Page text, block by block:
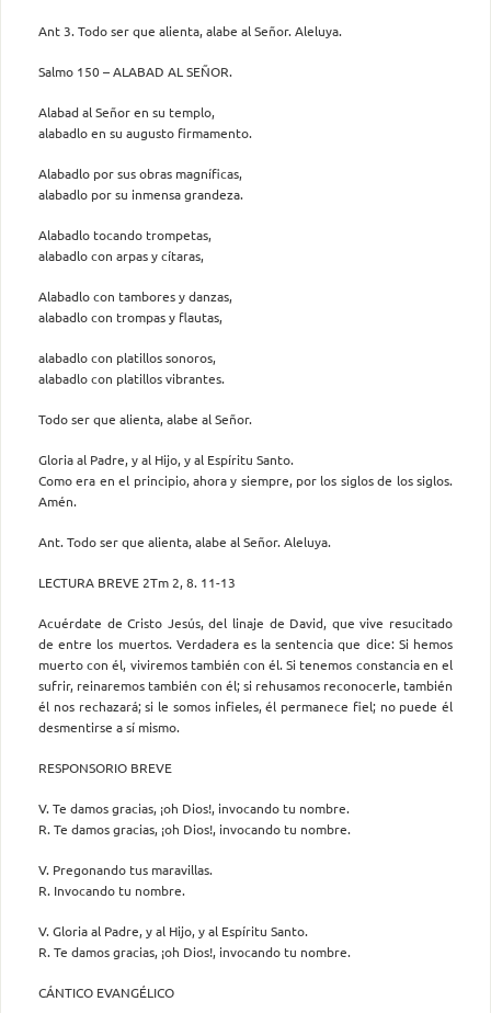
Ant 3. Todo ser que alienta, alabe al Señor. Aleluya.
Salmo 150 – ALABAD AL SEÑOR.
Alabad al Señor en su templo,
alabadlo en su augusto firmamento.
Alabadlo por sus obras magníficas,
alabadlo por su inmensa grandeza.
Alabadlo tocando trompetas,
alabadlo con arpas y cítaras,
Alabadlo con tambores y danzas,
alabadlo con trompas y flautas,
alabadlo con platillos sonoros,
alabadlo con platillos vibrantes.
Todo ser que alienta, alabe al Señor.
Gloria al Padre, y al Hijo, y al Espíritu Santo.
Como era en el principio, ahora y siempre, por los siglos de los siglos.
Amén.
Ant. Todo ser que alienta, alabe al Señor. Aleluya.
LECTURA BREVE 2Tm 2, 8. 11-13
Acuérdate de Cristo Jesús, del linaje de David, que vive resucitado
de entre los muertos. Verdadera es la sentencia que dice: Si hemos
muerto con él, viviremos también con él. Si tenemos constancia en el
sufrir, reinaremos también con él; si rehusamos reconocerle, también
él nos rechazará; si le somos infieles, él permanece fiel; no puede él
desmentirse a sí mismo.
RESPONSORIO BREVE
V. Te damos gracias, ¡oh Dios!, invocando tu nombre.
R. Te damos gracias, ¡oh Dios!, invocando tu nombre.
V. Pregonando tus maravillas.
R. Invocando tu nombre.
V. Gloria al Padre, y al Hijo, y al Espíritu Santo.
R. Te damos gracias, ¡oh Dios!, invocando tu nombre.
CÁNTICO EVANGÉLICO